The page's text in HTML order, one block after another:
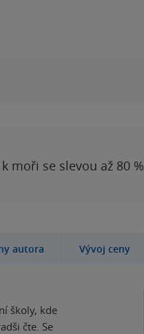
moři se slevou až 80 %
autora Vývoj ceny
školy, kde
čte. Se